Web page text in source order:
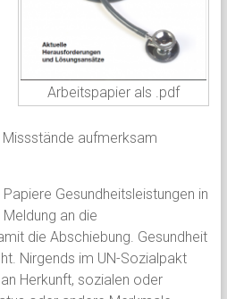
Arbeitspapier als .pdf
aufmerksam
Gesundheitsleistungen in
an die
die Abschiebung. Gesundheit
Nirgends im UN-Sozialpakt
Herkunft, sozialen oder